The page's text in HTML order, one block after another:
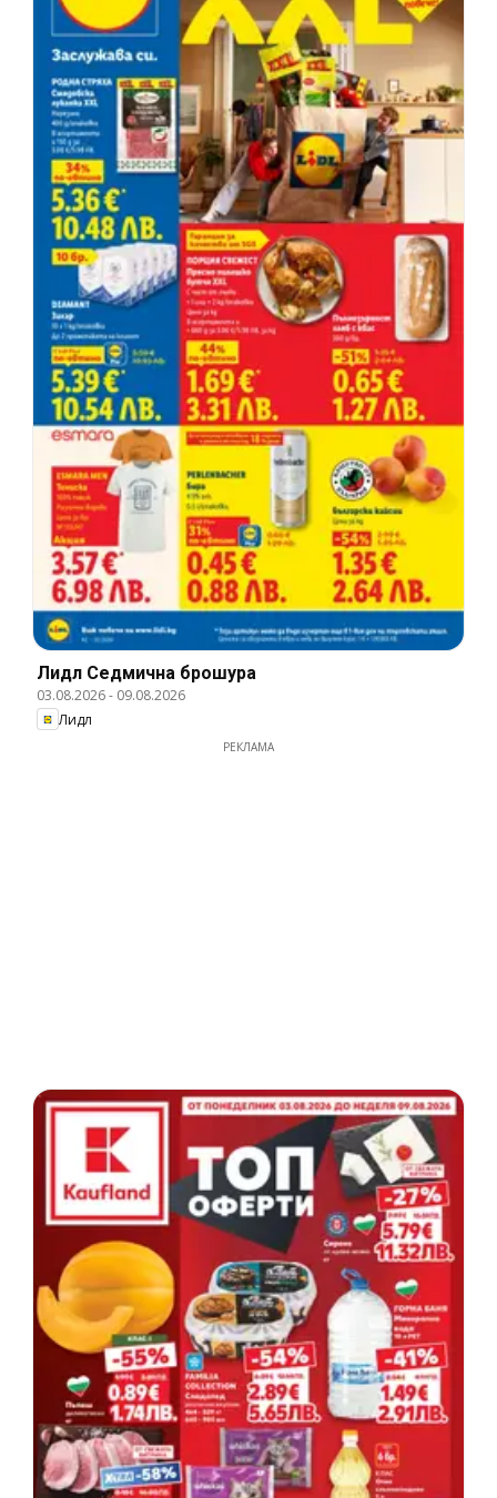
Лидл Cедмична брошура
03.08.2026- 09.08.2026
Лидл
РЕКЛАМА